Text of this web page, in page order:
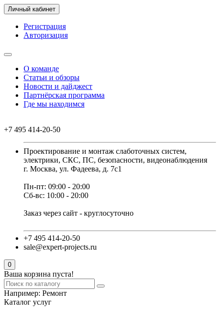
Личный кабинет
Регистрация
Авторизация
О команде
Статьи и обзоры
Новости и дайджест
Партнёрская программа
Где мы находимся
+7 495 414-20-50
Проектирование и монтаж слаботочных систем,
электрики, СКС, ПС, безопасности, видеонаблюдения
г. Москва, ул. Фадеева, д. 7с1
Пн-пт: 09:00 - 20:00
Сб-вс: 10:00 - 20:00
Заказ через сайт - круглосуточно
+7 495 414-20-50
sale@expert-projects.ru
0
Ваша корзина пуста!
Например: Ремонт
Каталог услуг